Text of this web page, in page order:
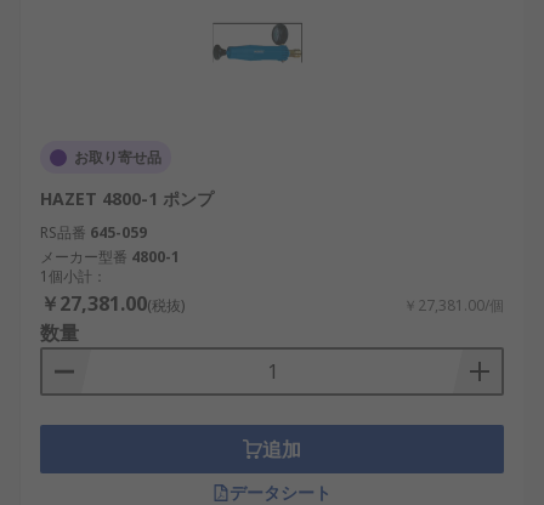
お取り寄せ品
HAZET 4800-1 ポンプ
RS品番 645-059
メーカー型番 4800-1
1個小計：
￥27,381.00(税抜) ￥27,381.00/個
数量
追加
データシート